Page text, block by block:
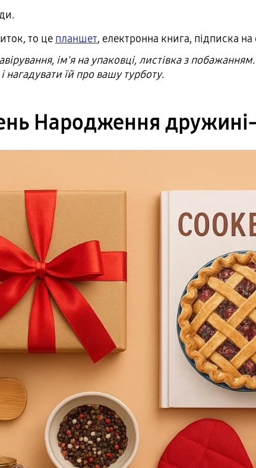
то це планшет, електронна книга, підписка
ім'я на упаковці, листівка з
їй про вашу турботу.
Народження дружині-